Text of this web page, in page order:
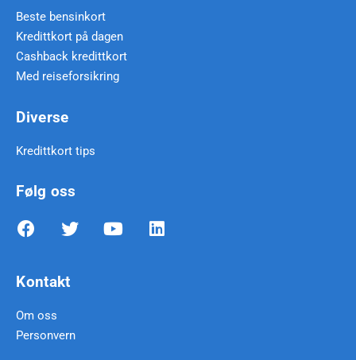
Beste bensinkort
Kredittkort på dagen
Cashback kredittkort
Med reiseforsikring
Diverse
Kredittkort tips
Følg oss
Kontakt
Om oss
Personvern